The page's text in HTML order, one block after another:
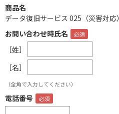
商品名
データ復旧サービス 025（災害対応）
お問い合わせ時氏名
［姓］
［名］
（全角で入力してください）
電話番号